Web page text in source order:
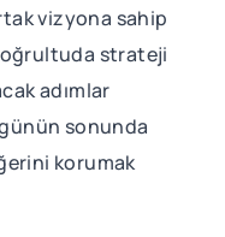
vizyona sahip
strateji
adımlar
sonunda
korumak